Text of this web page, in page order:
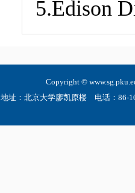
5.Edison
Copyright ©
地址：北京大学廖凯原楼 电话：86-